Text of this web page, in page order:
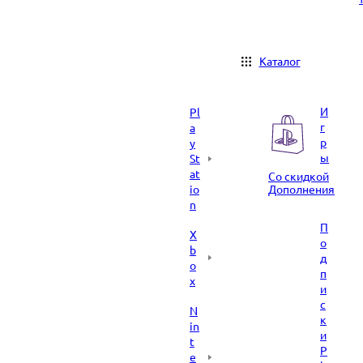
Каталог
Pl
a
y
St
at
io
n
X
b
o
x
N
in
t
e
И
г
р
ы
Со скидкой
Дополнения
П
о
д
п
и
с
к
и
P